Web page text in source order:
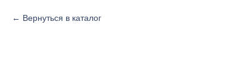
Вернуться в каталог